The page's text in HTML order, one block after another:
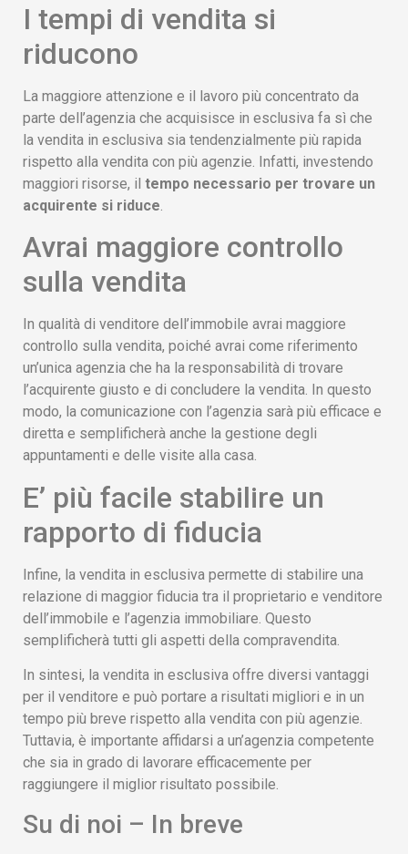
I tempi di vendita si
riducono
La maggiore attenzione e il lavoro più concentrato da
parte dell’agenzia che acquisisce in esclusiva fa sì che
la vendita in esclusiva sia tendenzialmente più rapida
rispetto alla vendita con più agenzie. Infatti, investendo
maggiori risorse, il tempo necessario per trovare un
acquirente si riduce.
Avrai maggiore controllo
sulla vendita
In qualità di venditore dell’immobile avrai maggiore
controllo sulla vendita, poiché avrai come riferimento
un’unica agenzia che ha la responsabilità di trovare
l’acquirente giusto e di concludere la vendita. In questo
modo, la comunicazione con l’agenzia sarà più efficace e
diretta e semplificherà anche la gestione degli
appuntamenti e delle visite alla casa.
E’ più facile stabilire un
rapporto di fiducia
Infine, la vendita in esclusiva permette di stabilire una
relazione di maggior fiducia tra il proprietario e venditore
dell’immobile e l’agenzia immobiliare. Questo
semplificherà tutti gli aspetti della compravendita.
In sintesi, la vendita in esclusiva offre diversi vantaggi
per il venditore e può portare a risultati migliori e in un
tempo più breve rispetto alla vendita con più agenzie.
Tuttavia, è importante affidarsi a un’agenzia competente
che sia in grado di lavorare efficacemente per
raggiungere il miglior risultato possibile.
Su di noi – In breve